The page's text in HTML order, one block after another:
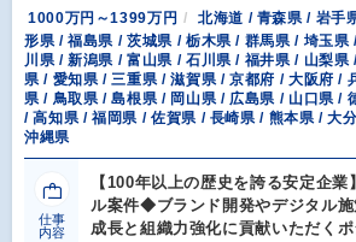
1000万円～1399万円
北海道 / 青森県 / 岩手
形県 / 福島県 / 茨城県 / 栃木県 / 群馬県 / 埼玉県
川県 / 新潟県 / 富山県 / 石川県 / 福井県 / 山梨県
県 / 愛知県 / 三重県 / 滋賀県 / 京都府 / 大阪府 /
県 / 鳥取県 / 島根県 / 岡山県 / 広島県 / 山口県 /
/ 高知県 / 福岡県 / 佐賀県 / 長崎県 / 熊本県 / 大
沖縄県
仕事
内容
【100年以上の歴史を誇る安定企
ル案件◆ブランド開発やデジタル
成長と組織力強化に貢献いただくポ